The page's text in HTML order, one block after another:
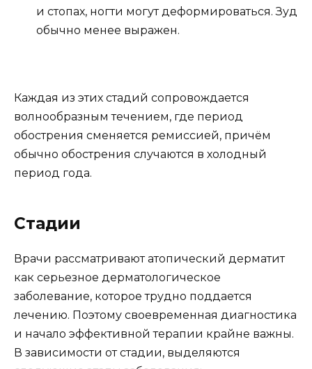
и стопах, ногти могут деформироваться. Зуд
обычно менее выражен.
Каждая из этих стадий сопровождается
волнообразным течением, где период
обострения сменяется ремиссией, причём
обычно обострения случаются в холодный
период года.
Стадии
Врачи рассматривают атопический дерматит
как серьезное дерматологическое
заболевание, которое трудно поддается
лечению. Поэтому своевременная диагностика
и начало эффективной терапии крайне важны.
В зависимости от стадии, выделяются